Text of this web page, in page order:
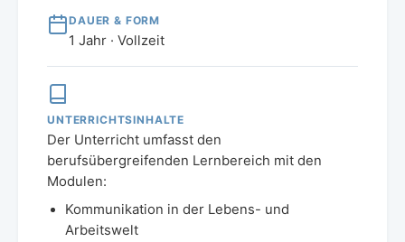
DAUER & FORM
1 Jahr · Vollzeit
UNTERRICHTSINHALTE
Der Unterricht umfasst den
berufsübergreifenden Lernbereich mit den
Modulen:
Kommunikation in der Lebens- und
Arbeitswelt